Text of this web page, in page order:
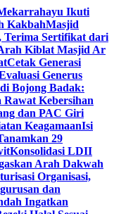
Ikuti
KakbahMasjid
Terima Sertifikat dari
Kiblat Masjid Ar
Cetak Generasi
Generus
Bojong Badak:
Kebersihan
dan PAC Giri
KeagamaanIsi
29
Konsolidasi LDII
Arah Dakwah
Organisasi,
dan
Ingatkan